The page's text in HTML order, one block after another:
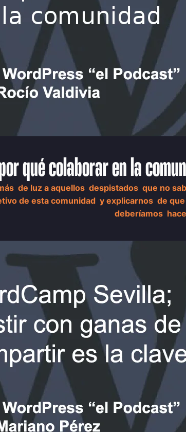
qué colaborar en la
de luz a aquellos despistados que no
de esta comunidad y explicarnos de
deberíamos